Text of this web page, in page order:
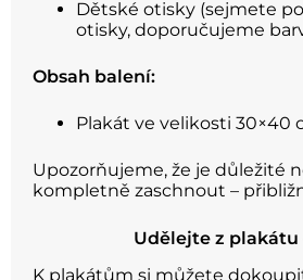
Dětské otisky (sejmete
otisky, doporučujeme
Obsah balení:
Plakát ve velikosti 30×40
Upozorňujeme, že je důležité
kompletně zaschnout –
Udělejte z plakátu
K plakátům si můžete